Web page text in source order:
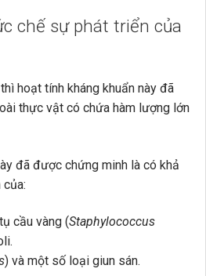
chế sự phát triển của
hoạt tính kháng khuẩn này đã
thực vật có chứa hàm lượng lớn
đã được chứng minh là có khả
cầu vàng (Staphylococcus
) và một số loại giun sán.